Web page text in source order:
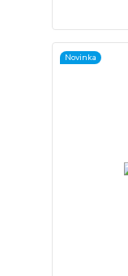
Novinka